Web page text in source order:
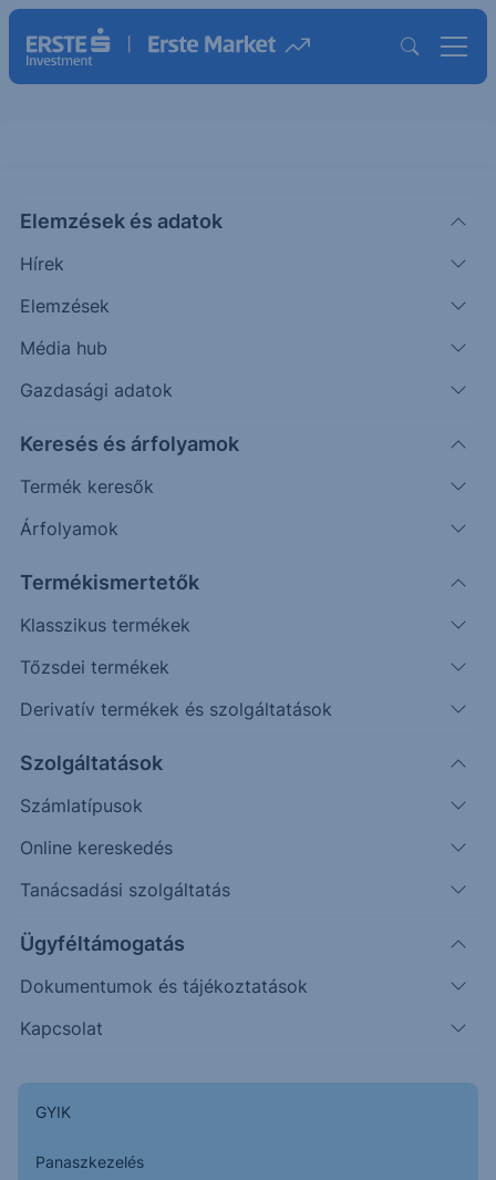
Elemzések és adatok
Hírek
Elemzések
Média hub
Gazdasági adatok
Keresés és árfolyamok
Termék keresők
Árfolyamok
Termékismertetők
Klasszikus termékek
Tőzsdei termékek
Derivatív termékek és szolgáltatások
Szolgáltatások
Számlatípusok
Online kereskedés
Tanácsadási szolgáltatás
Ügyféltámogatás
Dokumentumok és tájékoztatások
Kapcsolat
GYIK
Panaszkezelés
CCOI(USA)
Cogent Communications
Holdings
9.92 USD
Időpont: 26.08.07. 22:01
További információk kérése
Erste Market Pro belépés
9.00
9.50
10.00
11.00